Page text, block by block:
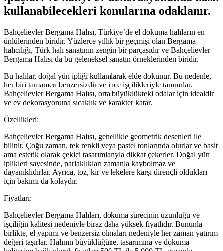
kullanabilecekleri konularına odaklanır.
Bahçelievler Bergama Halısı, Türkiye’de el dokuma halıların en
ünlülerinden biridir. Yüzlerce yıllık bir geçmişi olan Bergama
halıcılığı, Türk halı sanatının zengin bir parçasıdır ve Bahçelievler
Bergama Halısı da bu geleneksel sanatın örneklerinden biridir.
Bu halılar, doğal yün ipliği kullanılarak elde dokunur. Bu nedenle,
her biri tamamen benzersizdir ve ince işçilikleriyle tanınırlar.
Bahçelievler Bergama Halısı, orta büyüklükteki odalar için idealdir
ve ev dekorasyonuna sıcaklık ve karakter katar.
Özellikleri:
Bahçelievler Bergama Halısı, genellikle geometrik desenleri ile
bilinir. Çoğu zaman, tek renkli veya pastel tonlarında olurlar ve basit
ama estetik olarak çekici tasarımlarıyla dikkat çekerler. Doğal yün
iplikleri sayesinde, parlaklıkları zamanla kaybolmaz ve
dayanıklıdırlar. Ayrıca, toz, kir ve lekelere karşı dirençli oldukları
için bakımı da kolaydır.
Fiyatları:
Bahçelievler Bergama Halıları, dokuma sürecinin uzunluğu ve
işçiliğin kalitesi nedeniyle biraz daha yüksek fiyatlıdır. Bununla
birlikte, el yapımı ve benzersiz olmaları nedeniyle her zaman yatırım
değeri taşırlar. Halının büyüklüğüne, tasarımına ve dokuma